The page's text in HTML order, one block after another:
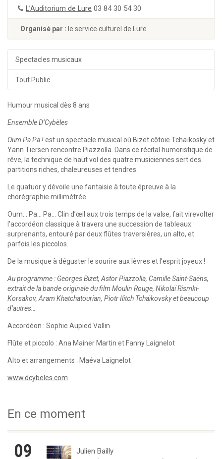
L’Auditorium de Lure 03 84 30 54 30
Organisé par : le service culturel de Lure
Spectacles musicaux
Tout Public
Humour musical dès 8 ans
Ensemble D’Cybèles
Oum Pa Pa !est un spectacle musical où Bizet côtoie Tchaïkosky et
Yann Tiersen rencontre Piazzolla. Dans ce récital humoristique de
rêve, la technique de haut vol des quatre musiciennes sert des
partitions riches, chaleureuses et tendres.
Le quatuor y dévoile une fantaisie à toute épreuve à la
chorégraphie millimétrée.
Oum… Pa… Pa… Clin d’œil aux trois temps de la valse, fait virevolter
l’accordéon classique à travers une succession de tableaux
surprenants, entouré par deux flûtes traversières, un alto, et
parfois les piccolos.
De la musique à déguster le sourire aux lèvres et l’esprit joyeux !
Au programme : Georges Bizet, Astor Piazzolla, Camille Saint-Saëns,
extrait de la bande originale du film Moulin Rouge, Nikolaï Rismki-
Korsakov, Aram Khatchatourian, Piotr Ilitch Tchaïkovsky et beaucoup
d’autres…
Accordéon : Sophie Aupied Vallin
Flûte et piccolo : Ana Mainer Martin et Fanny Laignelot
Alto et arrangements : Maéva Laignelot
www.dcybeles.com
En ce moment
09 Julien Bailly